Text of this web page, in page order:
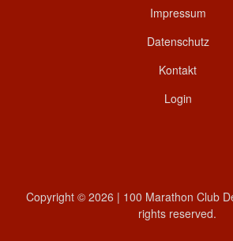
Impressum
Datenschutz
Kontakt
Login
Copyright © 2026 | 100 Marathon Club
rights reserved.